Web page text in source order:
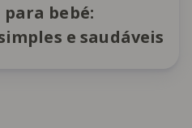
para bebé:
e saudáveis